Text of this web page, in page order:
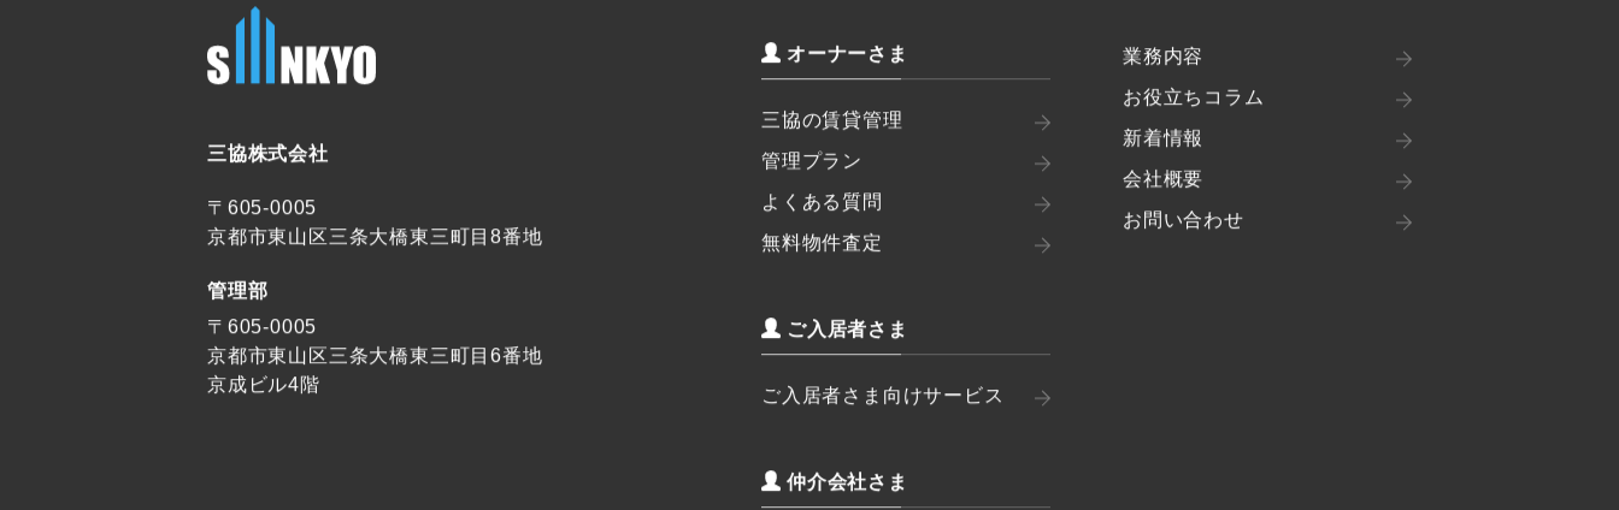
三協株式会社
〒605-0005
京都市東山区三条大橋東三町目8番地
管理部
〒605-0005
京都市東山区三条大橋東三町目6番地
京成ビル4階
オーナーさま
三協の賃貸管理
管理プラン
よくある質問
無料物件査定
ご入居者さま
ご入居者さま向けサービス
仲介会社さま
業務内容
お役立ちコラム
新着情報
会社概要
お問い合わせ